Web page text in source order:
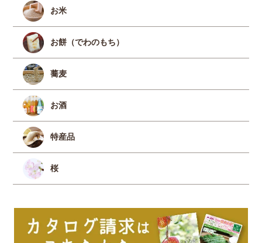
お米
お餅（でわのもち）
蕎麦
お酒
特産品
桜